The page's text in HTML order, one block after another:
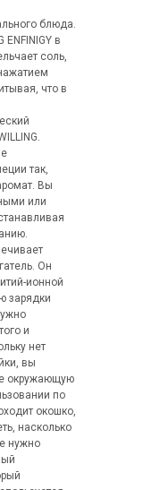
блюда.
в
соль,
что в
так,
Вы
или
Он
ионной
зарядки
и
нет
вы
окружающую
по
окошко,
насколько
нужно